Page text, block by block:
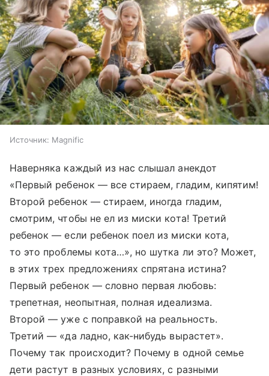
Источник: Magnific
Наверняка каждый из нас слышал анекдот
«Первый ребенок — все стираем, гладим, кипятим!
Второй ребенок — стираем, иногда гладим,
смотрим, чтобы не ел из миски кота! Третий
ребенок — если ребенок поел из миски кота,
то это проблемы кота…», но шутка ли это? Может,
в этих трех предложениях спрятана истина?
Первый ребенок — словно первая любовь:
трепетная, неопытная, полная идеализма.
Второй — уже с поправкой на реальность.
Третий — «да ладно, как-нибудь вырастет».
Почему так происходит? Почему в одной семье
дети растут в разных условиях, с разными